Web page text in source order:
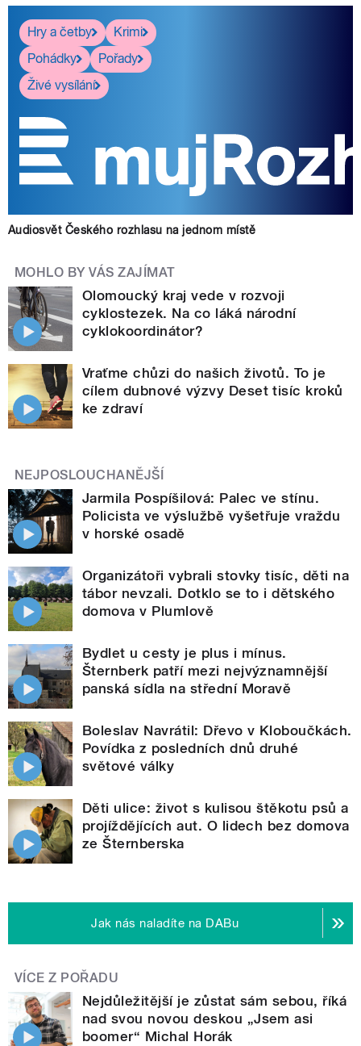
Hry a četby
Krimi
Pohádky
Pořady
Živé vysílání
Audiosvět Českého rozhlasu na jednom místě
MOHLO BY VÁS ZAJÍMAT
Olomoucký kraj vede v rozvoji
cyklostezek. Na co láká národní
cyklokoordinátor?
Vraťme chůzi do našich životů. To je
cílem dubnové výzvy Deset tisíc kroků
ke zdraví
NEJPOSLOUCHANĚJŠÍ
Jarmila Pospíšilová: Palec ve stínu.
Policista ve výslužbě vyšetřuje vraždu
v horské osadě
Organizátoři vybrali stovky tisíc, děti na
tábor nevzali. Dotklo se to i dětského
domova v Plumlově
Bydlet u cesty je plus i mínus.
Šternberk patří mezi nejvýznamnější
panská sídla na střední Moravě
Boleslav Navrátil: Dřevo v Kloboučkách.
Povídka z posledních dnů druhé
světové války
Děti ulice: život s kulisou štěkotu psů a
projíždějících aut. O lidech bez domova
ze Šternberska
Jak nás naladíte na DABu
VÍCE Z POŘADU
Nejdůležitější je zůstat sám sebou, říká
nad svou novou deskou „Jsem asi
boomer“ Michal Horák